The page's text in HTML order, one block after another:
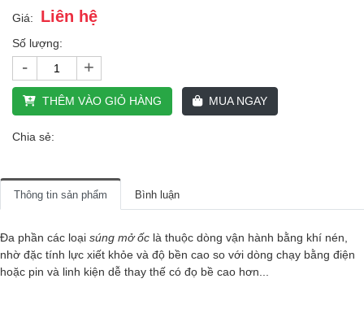
Giá: Liên hệ
Số lượng:
- +
THÊM VÀO GIỎ HÀNG MUA NGAY
Chia sẻ:
Thông tin sản phẩm Bình luận
Đa phần các loại súng mở ốc là thuộc dòng vận hành bằng khí nén,
nhờ đặc tính lực xiết khỏe và độ bền cao so với dòng chạy bằng điện
hoặc pin và linh kiện dễ thay thế có đọ bề cao hơn...